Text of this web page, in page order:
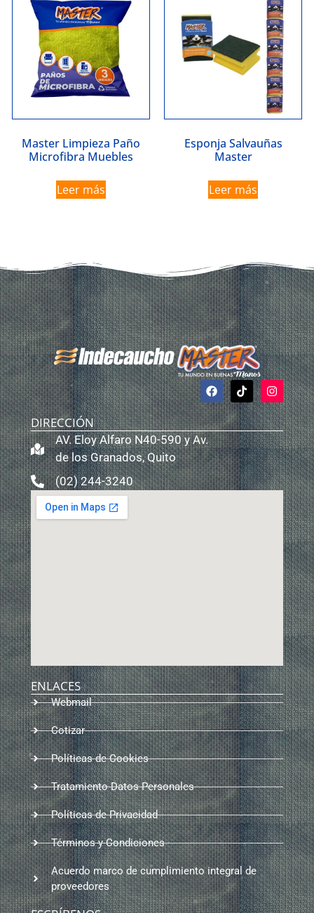
Master Limpieza Paño
Microfibra Muebles
Leer más
Esponja Salvauñas
Master
Leer más
DIRECCIÓN
AV. Eloy Alfaro N40-590 y Av.
de los Granados, Quito
(02) 244-3240
ENLACES
Webmail
Cotizar
Políticas de Cookies
Tratamiento Datos Personales
Políticas de Privacidad
Términos y Condiciones
Acuerdo marco de cumplimiento integral de
proveedores